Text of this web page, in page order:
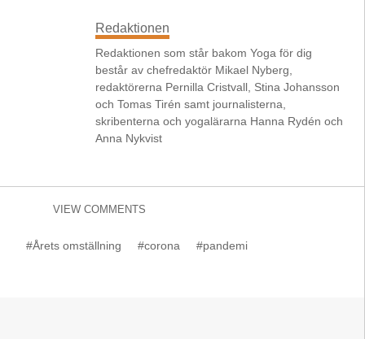
Redaktionen
Redaktionen som står bakom Yoga för dig
består av chefredaktör Mikael Nyberg,
redaktörerna Pernilla Cristvall, Stina Johansson
och Tomas Tirén samt journalisterna,
skribenterna och yogalärarna Hanna Rydén och
Anna Nykvist
VIEW COMMENTS
#Årets omställning #corona #pandemi